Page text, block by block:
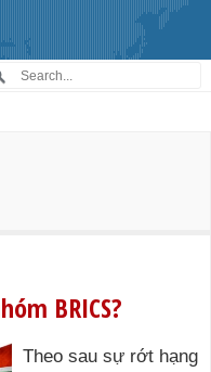
BRICS?
Theo sau sự rớt hạng